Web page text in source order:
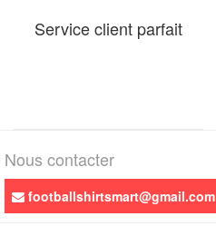
Service client parfait
Nous contacter
footballshirtsmart@gmail.com